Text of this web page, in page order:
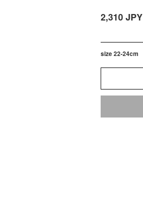
2,310 JPY
size 22-24cm